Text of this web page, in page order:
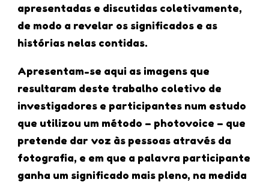
apresentadas e discutidas coletivamente,
de modo a revelar os significados e as
histórias nelas contidas.
Apresentam-se aqui as imagens que
resultaram deste trabalho coletivo de
investigadores e participantes num estudo
que utilizou um método – photovoice – que
pretende dar voz às pessoas através da
fotografia, e em que a palavra participante
ganha um significado mais pleno, na medida